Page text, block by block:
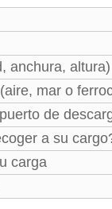
anchura, altura)
mar o
de
a su
carga